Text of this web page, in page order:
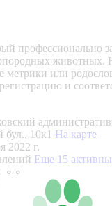
профессионально
животных.
метрики или
и
10к1 На карте
2022 г.
Еще 15
⚬⚬